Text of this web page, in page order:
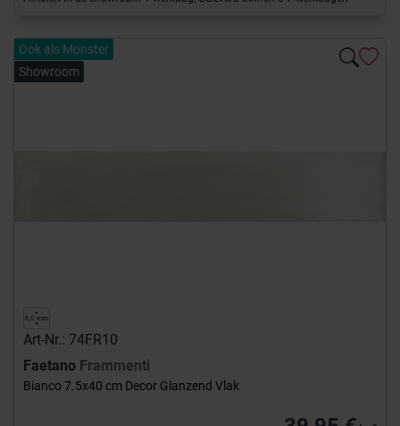
Ook als Monster
Showroom
Art-Nr.: 74FR10
Faetano Frammenti
Bianco 7.5x40 cm Decor Glanzend Vlak